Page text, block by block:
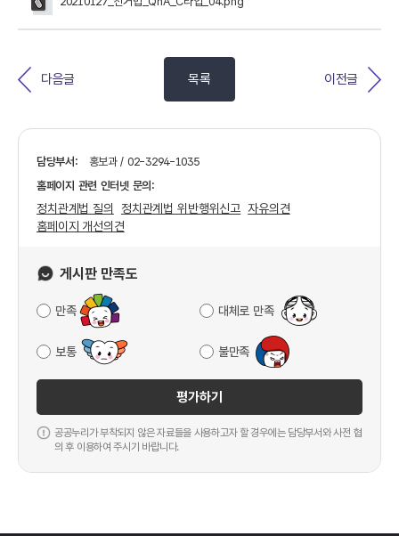
다음글 이전글
목록
담당부서:
홍보과 / 02-3294-1035
홈페이지 관련 인터넷 문의:
정치관계법 질의 정치관계법 위반행위신고 자유의견
홈페이지 개선의견
게시판 만족도
만족 대체로 만족
보통 불만족
평가하기
공공누리가 부착되지 않은 자료들을 사용하고자 할 경우에는 담당부서와 사전 협
의 후 이용하여 주시기 바랍니다.